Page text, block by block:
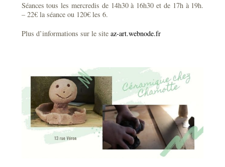
Séances tous les mercredis de 14h30 à 16h30 et de 17h à 19h.
– 22€ la séance ou 120€ les 6.
Plus d’informations sur le site az-art.webnode.fr